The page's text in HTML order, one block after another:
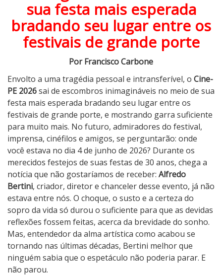
t
i
v
a
l
C
i
n
e
-
P
E
2
0
2
6
sua festa mais esperada
bradando seu lugar entre os
festivais de grande porte
Por Francisco Carbone
Envolto a uma tragédia pessoal e intransferível, o Cine-
PE 2026sai de escombros inimagináveis no meio de sua
festa mais esperada bradando seu lugar entre os
festivais de grande porte, e mostrando garra suficiente
para muito mais. No futuro, admiradores do festival,
imprensa, cinéfilos e amigos, se perguntarão: onde
você estava no dia 4 de junho de 2026? Durante os
merecidos festejos de suas festas de 30 anos, chega a
notícia que não gostaríamos de receber: Alfredo
Bertini, criador, diretor e chanceler desse evento, já não
estava entre nós. O choque, o susto e a certeza do
sopro da vida só durou o suficiente para que as devidas
reflexões fossem feitas, acerca da brevidade do sonho.
Mas, entendedor da alma artística como acabou se
tornando nas últimas décadas, Bertini melhor que
ninguém sabia que o espetáculo não poderia parar. E
não parou.